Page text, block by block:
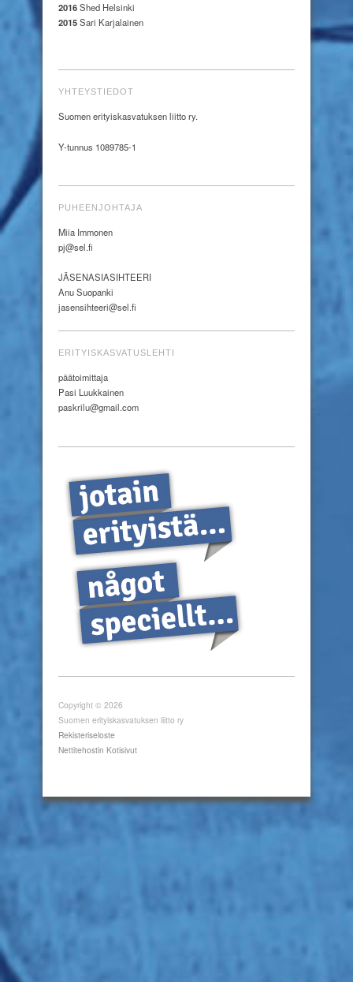
2016Shed Helsinki
2015Sari Karjalainen
YHTEYSTIEDOT
Suomen erityiskasvatuksen liitto ry.
Y-tunnus 1089785-1
PUHEENJOHTAJA
Miia Immonen
pj@sel.fi
JÄSENASIASIHTEERI
Anu Suopanki
jasensihteeri@sel.fi
ERITYISKASVATUSLEHTI
päätoimittaja
Pasi Luukkainen
paskrilu@gmail.com
Copyright © 2026
Suomen erityiskasvatuksen liitto ry
Rekisteriseloste
Nettitehostin Kotisivut